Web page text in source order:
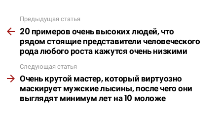
Подробнее
Предыдущая статья
20 примеров очень высоких людей, что
рядом стоящие представители человеческого
рода любого роста кажутся очень низкими
Следующая статья
Очень крутой мастер, который виртуозно
маскирует мужские лысины, после чего они
выглядят минимум лет на 10 моложе